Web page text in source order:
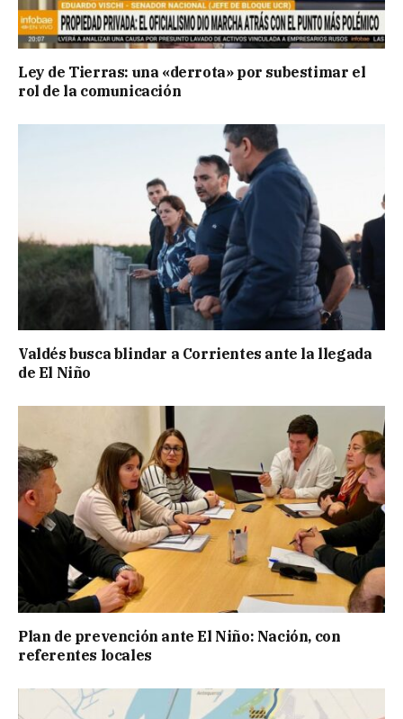
Ley de Tierras: una «derrota» por subestimar el
rol de la comunicación
Valdés busca blindar a Corrientes ante la llegada
de El Niño
Plan de prevención ante El Niño: Nación, con
referentes locales